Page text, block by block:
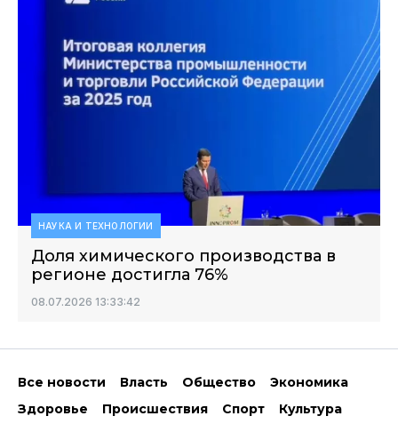
НАУКА И ТЕХНОЛОГИИ
Доля химического производства в
регионе достигла 76%
08.07.2026 13:33:42
Все новости Власть Общество
Экономика
Здоровье
Происшествия Спорт
Культура